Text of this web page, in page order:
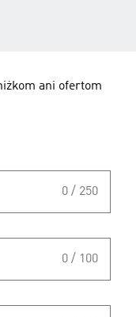
ani ofertom
0 / 250
0 / 100